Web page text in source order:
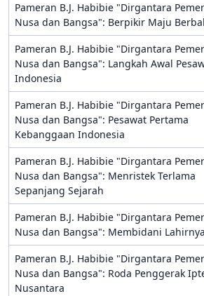
Pameran B.J. Habibie "Dirgantara
Nusa dan Bangsa": Berpikir Maju
Pameran B.J. Habibie "Dirgantara
Nusa dan Bangsa": Langkah Awal
Indonesia
Pameran B.J. Habibie "Dirgantara
Nusa dan Bangsa": Pesawat Pertama
Kebanggaan Indonesia
Pameran B.J. Habibie "Dirgantara
Nusa dan Bangsa": Menristek Terlama
Sepanjang Sejarah
Pameran B.J. Habibie "Dirgantara
Nusa dan Bangsa": Membidani Lahirnya
Pameran B.J. Habibie "Dirgantara
Nusa dan Bangsa": Roda Penggerak
Nusantara